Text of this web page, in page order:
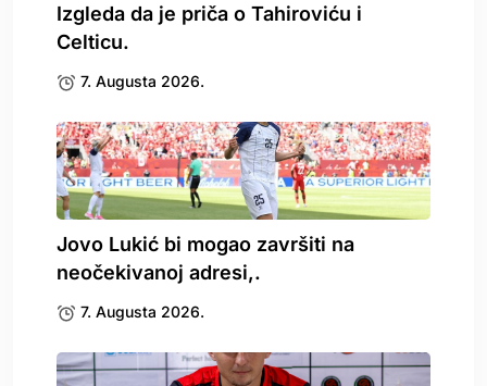
Izgleda da je priča o Tahiroviću i
Celticu.
7. Augusta 2026.
Jovo Lukić bi mogao završiti na
neočekivanoj adresi,.
7. Augusta 2026.